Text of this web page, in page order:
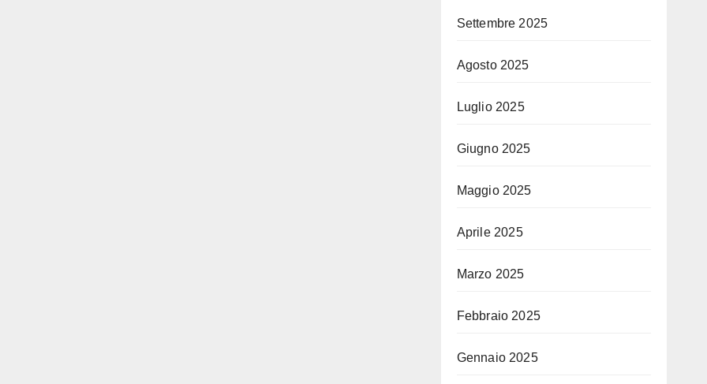
Settembre 2025
Agosto 2025
Luglio 2025
Giugno 2025
Maggio 2025
Aprile 2025
Marzo 2025
Febbraio 2025
Gennaio 2025